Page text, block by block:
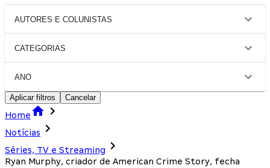
AUTORES E COLUNISTAS
CATEGORIAS
ANO
Aplicar filtros Cancelar
Home
Notícias
Séries, TV e Streaming
Ryan Murphy, criador de American Crime Story, fecha